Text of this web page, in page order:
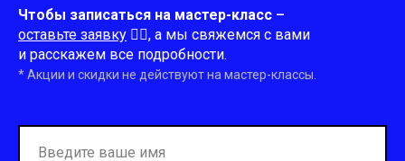
Чтобы записаться на мастер-класс –
оставьте заявку 👇🏻, а мы свяжемся с вами
и расскажем все подробности.
* Акции и скидки не действуют на мастер-классы.